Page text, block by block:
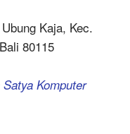
Kaja, Kec.
80115
Komputer